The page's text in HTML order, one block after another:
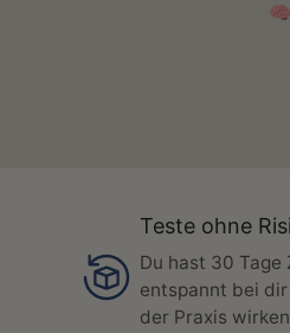
🧠
Teste ohne
Du hast 30 Tage
entspannt bei
der Praxis